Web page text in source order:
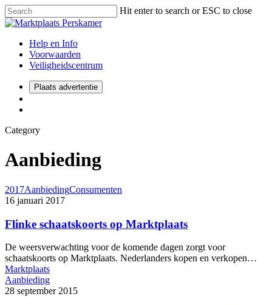
Hit enter to search or ESC to close
Help en Info
Voorwaarden
Veiligheidscentrum
Plaats advertentie
Category
Aanbieding
2017AanbiedingConsumenten
16 januari 2017
Flinke schaatskoorts op Marktplaats
De weersverwachting voor de komende dagen zorgt voor
schaatskoorts op Marktplaats. Nederlanders kopen en verkopen…
Marktplaats
Aanbieding
28 september 2015